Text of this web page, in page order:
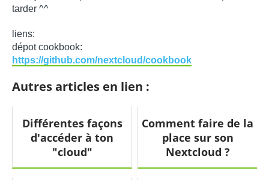
tarder ^^
liens:
dépot cookbook:
https://github.com/nextcloud/cookbook
Autres articles en lien :
Différentes façons
d'accéder à ton
"cloud"
Comment faire de la
place sur son
Nextcloud ?